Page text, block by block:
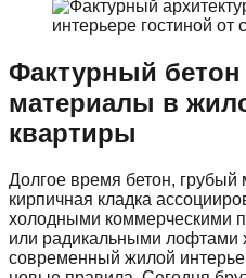
Фактурный
материалы в
квартиры
Долгое время бетон, грубый
кирпичная кладка
холодными коммерческими
или радикальными лофтами
современный жилой